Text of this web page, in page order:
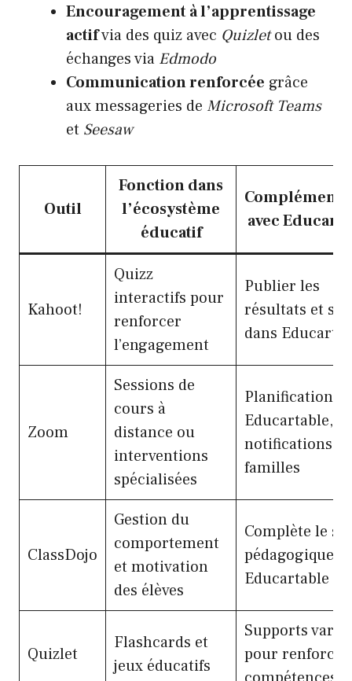
Encouragement à l’apprentissage
actifvia des quiz avec Quizletou des
échanges via Edmodo
Communication renforcée grâce
aux messageries de Microsoft Teams
et Seesaw
Outil
Fonction dans
l’écosystème
éducatif
avec
Kahoot!
Quizz
interactifs pour
renforcer
l’engagement
Publier les
résultats et
dans
Zoom
Sessions de
cours à
distance ou
interventions
spécialisées
Planification
Educartable,
notifications
familles
ClassDojo
Gestion du
comportement
et motivation
des élèves
Complète le
pédagogique
Educartable
Quizlet
Flashcards et
jeux éducatifs
Supports
pour renforcer